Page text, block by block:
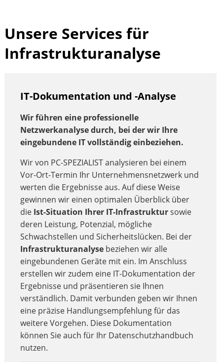
Unsere Services für
Infrastrukturanalyse
IT-Dokumentation und -Analyse
Wir führen eine professionelle
Netzwerkanalyse durch, bei der wir Ihre
eingebundene IT vollständig einbeziehen.
Wir von PC-SPEZIALIST analysieren bei einem
Vor-Ort-Termin Ihr Unternehmensnetzwerk und
werten die Ergebnisse aus. Auf diese Weise
gewinnen wir einen optimalen Überblick über
dieIst-Situation Ihrer IT-Infrastruktursowie
deren Leistung, Potenzial, mögliche
Schwachstellen und Sicherheitslücken. Bei der
Infrastrukturanalysebeziehen wir alle
eingebundenen Geräte mit ein. Im Anschluss
erstellen wir zudem eine IT-Dokumentation der
Ergebnisse und präsentieren sie Ihnen
verständlich. Damit verbunden geben wir Ihnen
eine präzise Handlungsempfehlung für das
weitere Vorgehen. Diese Dokumentation
können Sie auch für Ihr Datenschutzhandbuch
nutzen.